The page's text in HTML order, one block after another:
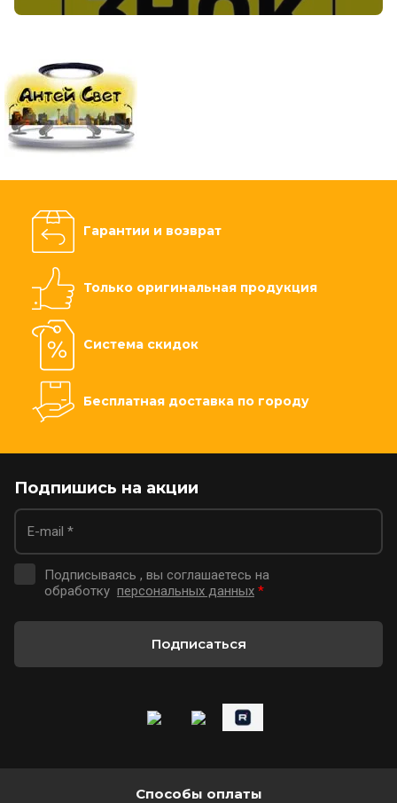
Гарантии и возврат
Только оригинальная продукция
Система скидок
Бесплатная доставка по городу
Подпишись на акции
Подписываясь , вы соглашаетесь на
обработку персональных данных *
Подписаться
Способы оплаты